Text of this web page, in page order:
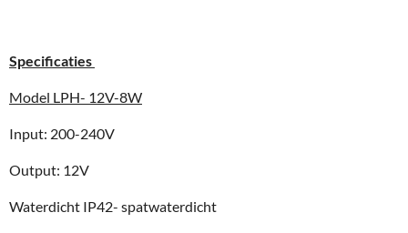
Specificaties
Model LPH- 12V-8W
Input: 200-240V
Output: 12V
Waterdicht IP42- spatwaterdicht